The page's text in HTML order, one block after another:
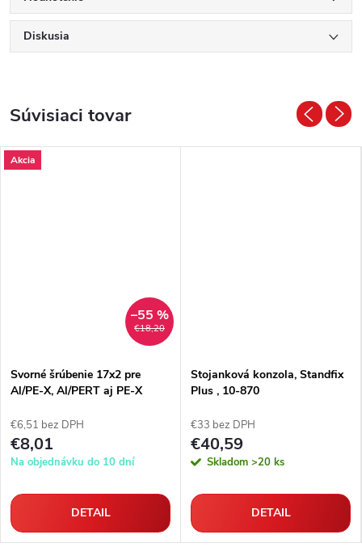
Diskusia
Súvisiaci tovar
Akcia
€18,20
–55 %
Svorné šrúbenie 17x2 pre
Al/PE-X, Al/PERT aj PE-X
€6,51 bez DPH
€8,01
Na objednávku do 10 dní
DETAIL
Stojanková konzola, Standfix
Plus , 10-870
€33 bez DPH
€40,59
Skladom >20 ks
DETAIL